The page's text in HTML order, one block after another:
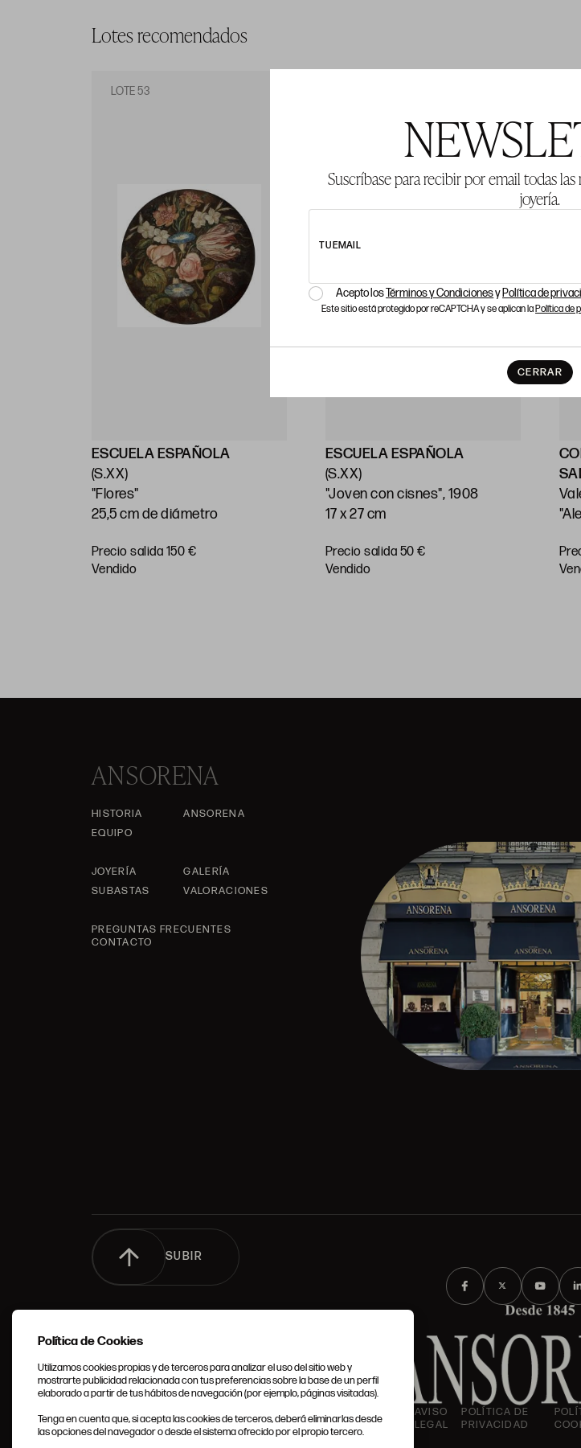
Suscríbase para recibir por email todas
joyería.
TU EMAIL
Acepto losTérminos y Condicionesy Política de
Este sitio está protegido por reCAPTCHA y se aplican laPolítica de
CERRAR
Lotes recomendados
LOTE 53
ESCUELA ESPAÑOLA
(S.XX)
"Flores"
25,5 cm de diámetro
Precio salida 150 €
vendido
ESCUELA ESPAÑOLA
(S.XX)
"Joven con cisnes", 1908
17 x 27 cm
Precio salida 50 €
vendido
ANSORENA
HISTORIA
ANSORENA
EQUIPO
JOYERÍA
GALERÍA
SUBASTAS
VALORACIONES
PREGUNTAS FRECUENTES
CONTACTO
SUBIR
GENERALES
AVISO
LEGAL
POLÍTICA DE
PRIVACIDAD
Política de Cookies
Utilizamos cookies propias y de terceros para analizar el uso del sitio web y
mostrarte publicidad relacionada con tus preferencias sobre la base de un perfil
elaborado a partir de tus hábitos de navegación (por ejemplo, páginas visitadas).
Tenga en cuenta que, si acepta las cookies de terceros, deberá eliminarlas desde
las opciones del navegador o desde el sistema ofrecido por el propio tercero.